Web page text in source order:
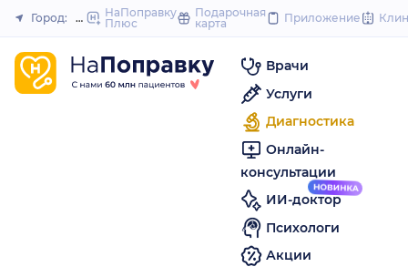
to
Закрыть
Город: Нижний Новгород
НаПоправку
Плюс
Подарочная
карта
Приложение
Врачи
Услуги
Диагностика
Онлайн-
консультации
ИИ-доктор
Психологи
Акции